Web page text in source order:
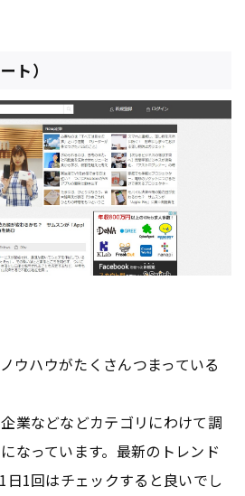
ト）
ウハウがたくさんつまっている
業などなどカテゴリにわけて調
なっています。最新のトレンド
日1回はチェックすると良いでし